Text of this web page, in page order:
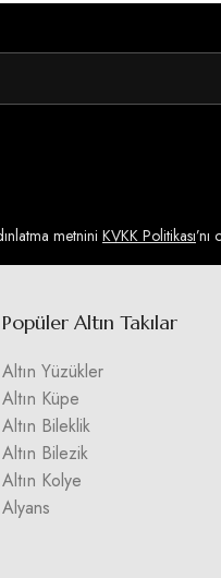
metnini KVKK Politikası
Popüler Altın Takılar
Altın Yüzükler
Altın Küpe
Altın Bileklik
Altın Bilezik
Altın Kolye
Alyans